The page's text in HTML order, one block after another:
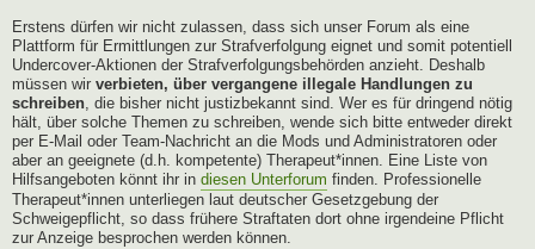
Erstens dürfen wir nicht zulassen, dass sich unser Forum als eine
Plattform für Ermittlungen zur Strafverfolgung eignet und somit potentiell
Undercover-Aktionen der Strafverfolgungsbehörden anzieht. Deshalb
müssen wir verbieten, über vergangene illegale Handlungen zu
schreiben, die bisher nicht justizbekannt sind. Wer es für dringend nötig
hält, über solche Themen zu schreiben, wende sich bitte entweder direkt
per E-Mail oder Team-Nachricht an die Mods und Administratoren oder
aber an geeignete (d.h. kompetente) Therapeut*innen. Eine Liste von
Hilfsangeboten könnt ihr in diesen Unterforum finden. Professionelle
Therapeut*innen unterliegen laut deutscher Gesetzgebung der
Schweigepflicht, so dass frühere Straftaten dort ohne irgendeine Pflicht
zur Anzeige besprochen werden können.